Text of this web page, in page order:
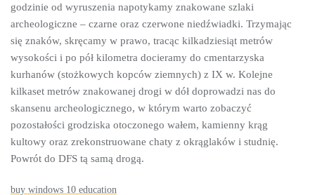
godzinie od wyruszenia napotykamy znakowane szlaki
archeologiczne – czarne oraz czerwone niedźwiadki. Trzymając
się znaków, skręcamy w prawo, tracąc kilkadziesiąt metrów
wysokości i po pół kilometra docieramy do cmentarzyska
kurhanów (stożkowych kopców ziemnych) z IX w. Kolejne
kilkaset metrów znakowanej drogi w dół doprowadzi nas do
skansenu archeologicznego, w którym warto zobaczyć
pozostałości grodziska otoczonego wałem, kamienny krąg
kultowy oraz zrekonstruowane chaty z okrąglaków i studnię.
Powrót do DFS tą samą drogą.
buy windows 10 education